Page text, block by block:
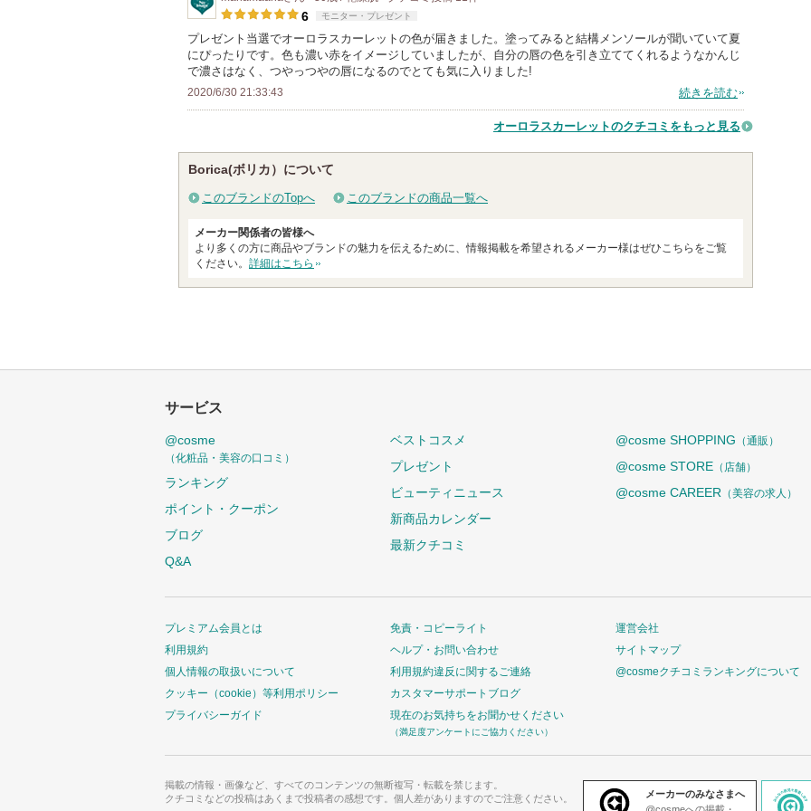
ー
に
り
さ
れ
6 モニター・プレゼント
プレゼント当選でオーロラスカーレットの色が届きました。塗ってみると結構メンソールが聞いていて夏
にぴったりです。色も濃い赤をイメージしていましたが、自分の唇の色を引き立ててくれるようなかんじ
で濃さはなく、つやっつやの唇になるのでとても気に入りました!
2020/6/30 21:33:43 続きを読む
オーロラスカーレットのクチコミをもっと見る
Borica(ボリカ）について
このブランドのTopへ このブランドの商品一覧へ
メーカー関係者の皆様へ
より多くの方に商品やブランドの魅力を伝えるために、情報掲載を希望されるメーカー様はぜひこちらをご覧
ください。 詳細はこちら
サービス
@cosme
（化粧品・美容の口コミ）
ランキング
ポイント・クーポン
ブログ
Q&A
ベストコスメ
プレゼント
ビューティニュース
新商品カレンダー
最新クチコミ
@cosme SHOPPING （通販）
@cosme STORE （店舗）
@cosme CAREER （美容の求人）
プレミアム会員とは
利用規約
個人情報の取扱いについて
クッキー（cookie）等利用ポリシー
プライバシーガイド
免責・コピーライト
ヘルプ・お問い合わせ
利用規約違反に関するご連絡
カスタマーサポートブログ
現在のお気持ちをお聞かせください
（満足度アンケートにご協力ください）
運営会社
サイトマップ
@cosmeクチコミランキングについて
掲載の情報・画像など、すべてのコンテンツの無断複写・転載を禁じます。
クチコミなどの投稿はあくまで投稿者の感想です。個人差がありますのでご注意ください。
メーカーのみなさまへ